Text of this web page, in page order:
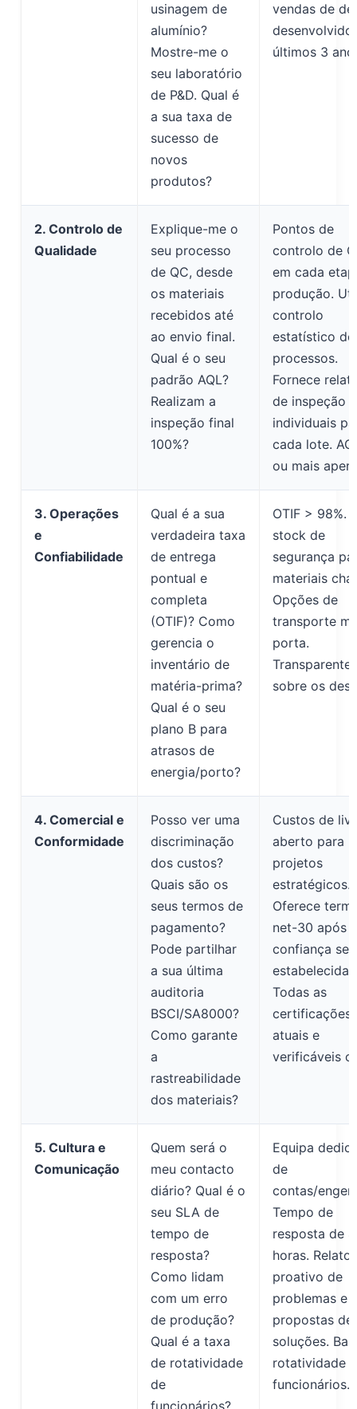
usinagem de
alumínio?
Mostre-me o
seu laboratório
de P&D. Qual é
a sua taxa de
sucesso de
novos
produtos?
vendas de
últimos 3
2. Controlo de
Qualidade
Explique-me o
seu processo
de QC, desde
os materiais
recebidos até
ao envio final.
Qual é o seu
padrão AQL?
Realizam a
inspeção final
100%?
Pontos de
controlo de
em cada
produção.
controlo
estatístico de
processos.
Fornece
de inspeção
individuais
cada lote.
ou mais
3. Operações
e
Confiabilidade
Qual é a sua
verdadeira taxa
de entrega
pontual e
completa
(OTIF)? Como
gerencia o
inventário de
matéria-prima?
Qual é o seu
plano B para
atrasos de
energia/porto?
OTIF > 98%.
stock de
segurança
materiais
Opções de
transporte
porta.
Transparente
sobre os
4. Comercial e
Conformidade
Posso ver uma
discriminação
dos custos?
Quais são os
seus termos de
pagamento?
Pode partilhar
a sua última
auditoria
BSCI/SA8000?
Como garante
a
rastreabilidade
dos materiais?
Custos de
aberto para
projetos
estratégicos.
Oferece
net-30 após a
confiança ser
estabelecida.
Todas as
certificações
atuais e
verificáveis
5. Cultura e
Comunicação
Quem será o
meu contacto
diário? Qual é o
seu SLA de
tempo de
resposta?
Como lidam
com um erro
de produção?
Qual é a taxa
de rotatividade
de
Equipa
de
contas/
Tempo de
resposta de 4
horas. Relato
proativo de
problemas e
propostas de
soluções.
rotatividade
funcionários.